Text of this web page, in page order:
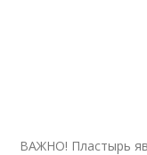
ВАЖНО! Пластырь